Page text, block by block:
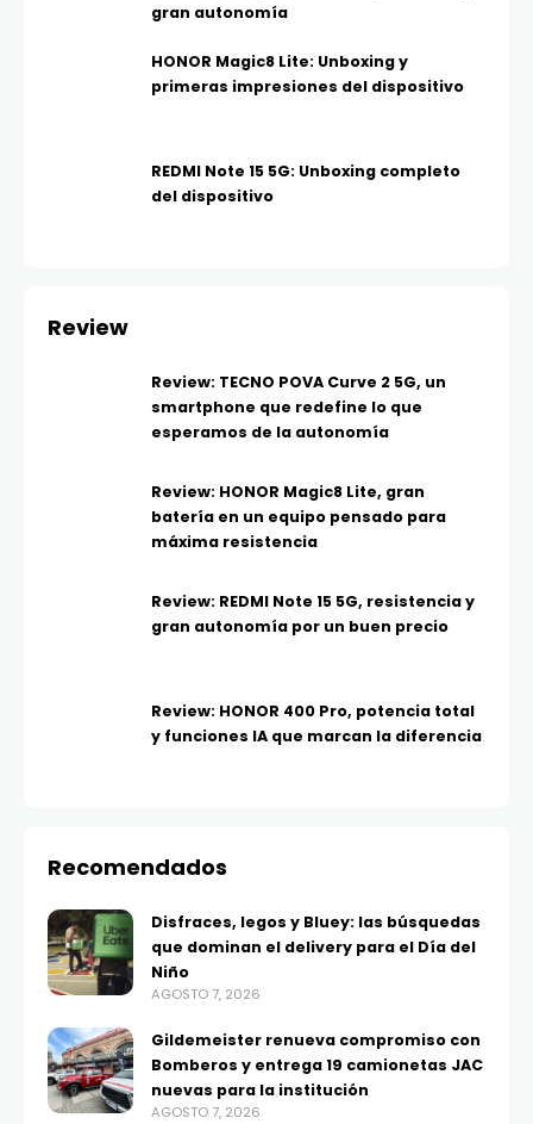
gran autonomía
HONOR Magic8 Lite: Unboxing y
primeras impresiones del dispositivo
REDMI Note 15 5G: Unboxing completo
del dispositivo
Review
Review: TECNO POVA Curve 2 5G, un
smartphone que redefine lo que
esperamos de la autonomía
Review: HONOR Magic8 Lite, gran
batería en un equipo pensado para
máxima resistencia
Review: REDMI Note 15 5G, resistencia y
gran autonomía por un buen precio
Review: HONOR 400 Pro, potencia total
y funciones IA que marcan la diferencia
Recomendados
Disfraces, legos y Bluey: las búsquedas
que dominan el delivery para el Día del
Niño
AGOSTO 7, 2026
Gildemeister renueva compromiso con
Bomberos y entrega 19 camionetas JAC
nuevas para la institución
AGOSTO 7, 2026